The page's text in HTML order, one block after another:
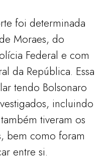
foi determinada
Moraes, do
Federal e com
da República. Essa
tendo Bolsonaro
incluindo
tiveram os
bem como foram
entre si.